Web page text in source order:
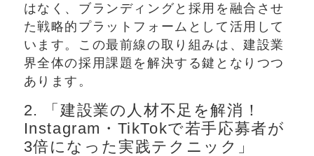
はなく、ブランディングと採用を融合させ
た戦略的プラットフォームとして活用して
います。この最前線の取り組みは、建設業
界全体の採用課題を解決する鍵となりつつ
あります。
2. 「建設業の人材不足を解消！
Instagram・TikTokで若手応募者が
3倍になった実践テクニック」